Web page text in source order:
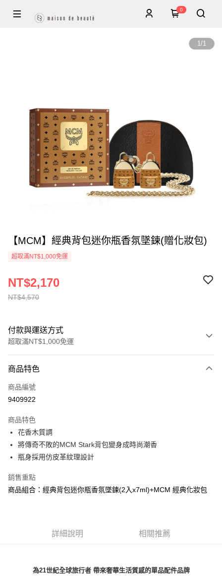
0
1/1
【MCM】經典背包迷你瓶香氛墜鍊(贈化妝包)
超取滿NT$1,000免運
NT$4,570
NT$2,170
付款與運送方式
超取滿NT$1,000免運
信用卡一次付款
ATM付款
運送方式
付款後全家取貨
每筆NT$80，滿NT$1,000(含以上)免運費
每筆NT$100，滿NT$1,000(含以上)免運費
商品特色
商品編號
9409922
商品特色
花香木質調
將傳奇不敗的MCM Stark背包變身成時尚潮香
瓶身採用仿皮革紋理設計
銷售重點
商品組合：經典背包迷你瓶香氛墜鍊(2入x7ml)+MCM 經典化妝包
詳細說明 相關推薦
為21世紀全球旅行者 帶來奢華生活質感的單品配件品牌